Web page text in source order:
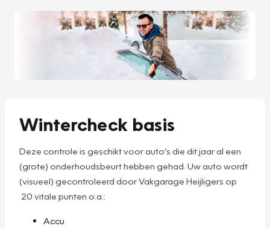
Wintercheck basis
Deze controle is geschikt voor auto’s die dit jaar al een
(grote) onderhoudsbeurt hebben gehad. Uw auto wordt
(visueel) gecontroleerd door Vakgarage Heijligers op
20 vitale punten o.a.:
Accu